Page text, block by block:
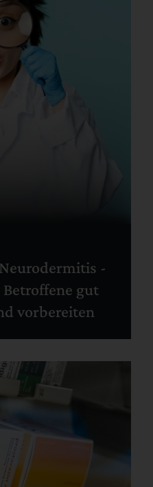
-
gut
vorbereiten